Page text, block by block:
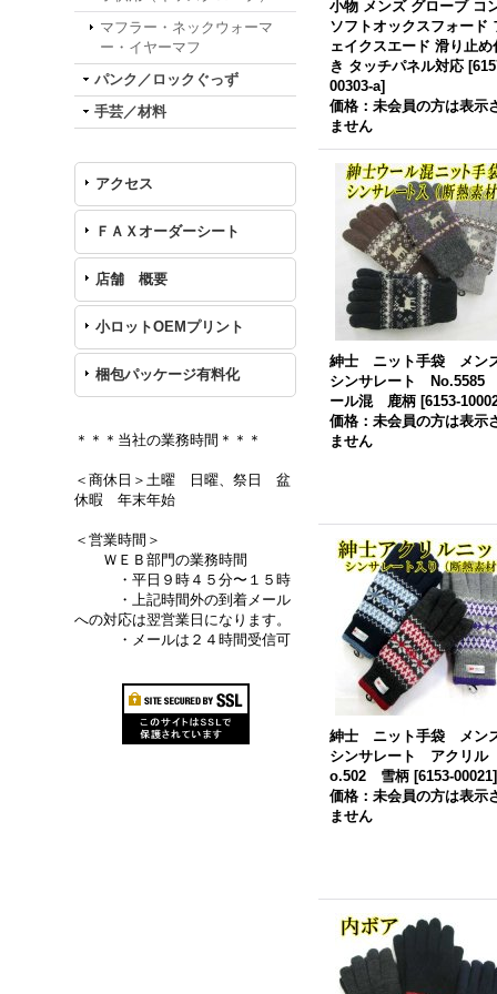
マフラー・ネックウォーマ
ー・イヤーマフ
パンク／ロックぐっず
手芸／材料
アクセス
ＦＡＸオーダーシート
店舗 概要
小ロットOEMプリント
梱包パッケージ有料化
＊＊＊当社の業務時間＊＊＊
＜商休日＞土曜 日曜、祭日 盆
休暇 年末年始
＜営業時間＞
ＷＥＢ部門の業務時間
・平日９時４５分〜１５時
・上記時間外の到着メール
への対応は翌営業日になります。
・メールは２４時間受信可
小物 メンズ グローブ コ
ソフトオックスフォード
ェイクスエード 滑り止め
き タッチパネル対応 [
00303-a]
価格：未会員の方は表示
ません
紳士 ニット手袋 メ
シンサレート No.5585
ール混 鹿柄 [6153-
価格：未会員の方は表示
ません
紳士 ニット手袋 メ
シンサレート アクリ
o.502 雪柄 [6153-00021]
価格：未会員の方は表示
ません